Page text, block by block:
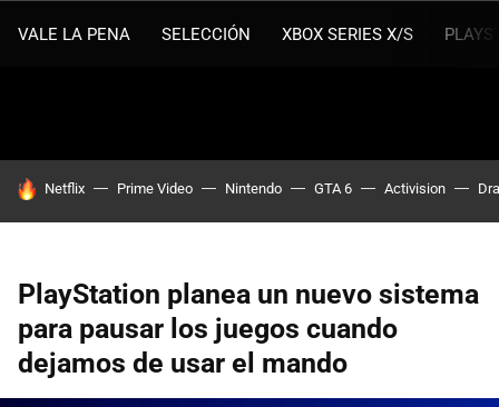
VALE LA PENA SELECCIÓN XBOX SERIES X/S
HOY SE HABLA DE
Netflix Prime Video Nintendo GTA 6 Activision
PlayStation planea un nuevo sistema
para pausar los juegos cuando
dejamos de usar el mando